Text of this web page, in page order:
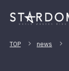
TOP news